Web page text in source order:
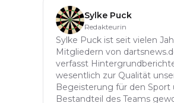
Sylke Puck
Redakteurin
Sylke Puck ist seit vielen
Mitgliedern von
verfasst
wesentlich zur Qualität
Begeisterung für den Sport
Bestandteil des Teams